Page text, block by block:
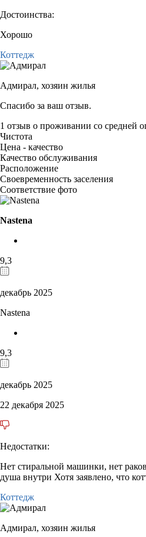
Достоинства:
Хорошо
Коттедж
Адмирал, хозяин жилья
Спасибо за ваш отзыв.
1 отзыв о проживании со средней
Чистота
Цена - качество
Качество обслуживания
Расположение
Своевременность заселения
Соответствие фото
Nastena
9,3
декабрь 2025
Nastena
9,3
декабрь 2025
22 декабря 2025
Недостатки:
Нет стиральной машинки, нет
душа внутри Хотя заявлено, что
Коттедж
Адмирал, хозяин жилья